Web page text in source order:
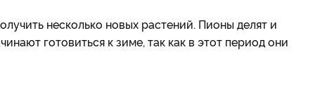
несколько новых растений. Пионы делят и
готовиться к зиме, так как в этот период они